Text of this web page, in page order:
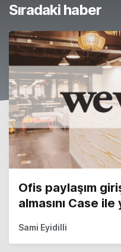
Sıradaki haber
Ofis paylaşım
almasını Case ile
Sami Eyidilli